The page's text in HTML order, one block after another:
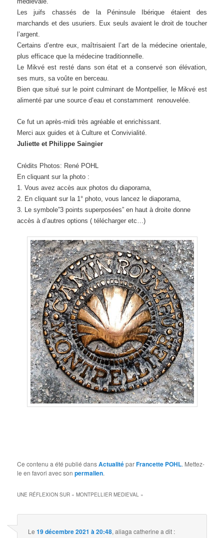
Les juifs chassés de la Péninsule Ibérique étaient des
marchands et des usuriers. Eux seuls avaient le droit de toucher
l’argent.
Certains d’entre eux, maîtrisaient l’art de la médecine orientale,
plus efficace que la médecine traditionnelle.
Le Mikvé est resté dans son état et a conservé son élévation,
ses murs, sa voûte en berceau.
Bien que situé sur le point culminant de Montpellier, le Mikvé est
alimenté par une source d’eau et constamment renouvelée.
Ce fut un après-midi très agréable et enrichissant.
Merci aux guides et à Culture et Convivialité.
Juliette et Philippe Saingier
Crédits Photos: René POHL
En cliquant sur la photo :
1. Vous avez accès aux photos du diaporama,
2. En cliquant sur la 1° photo, vous lancez le diaporama,
3. Le symbole”3 points superposées” en haut à droite donne
accès à d’autres options ( télécharger etc…)
Ce contenu a été publié dansActualitéparFrancette POHL. Mettez-
le en favori avec sonpermalien.
UNE RÉFLEXION SUR «MONTPELLIER MEDIEVAL »
Le19 décembre 2021 à 20:48,aliaga catherine a dit :